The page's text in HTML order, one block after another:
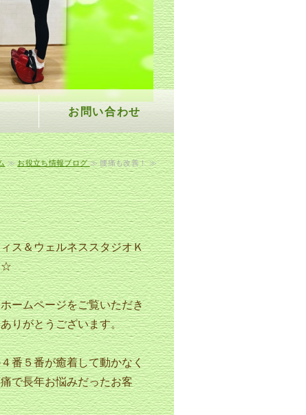
お問い合わせ
≫お役立ち情報ブログ≫ 腰痛も改善！ ≫
ス＆ウェルネススタジオＫ
☆
ームページをご覧いただき
りがとうございます。
番５番が癒着して動かなく
で長年お悩みだったお客